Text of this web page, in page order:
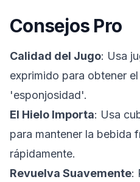
Consejos Pro
Calidad del Jugo: Usa
exprimido para obtener
'esponjosidad'.
El Hielo Importa: Usa
para mantener la bebida
rápidamente.
Revuelva Suavemente: